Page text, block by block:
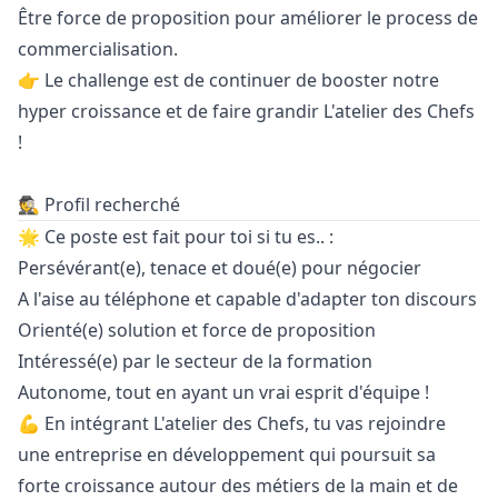
Être force de proposition pour améliorer le process de
commercialisation.
👉 Le challenge est de continuer de booster notre
hyper croissance et de faire grandir L'atelier des Chefs
!
🕵️ Profil recherché
🌟 Ce poste est fait pour toi si tu es.. :
Persévérant(e), tenace et doué(e) pour négocier
A l'aise au téléphone et capable d'adapter ton discours
Orienté(e) solution et force de proposition
Intéressé(e) par le secteur de la formation
Autonome, tout en ayant un vrai esprit d'équipe !
💪 En intégrant L'atelier des Chefs, tu vas rejoindre
une entreprise en développement qui poursuit sa
forte croissance autour des métiers de la main et de